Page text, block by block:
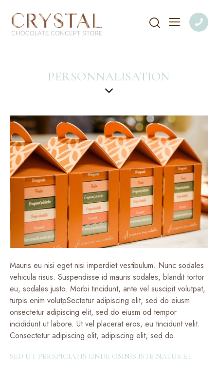
PERSONNALISATION
Mauris eu nisi eget nisi imperdiet vestibulum. Nunc sodales
vehicula risus. Suspendisse id mauris sodales, blandit tortor
eu, sodales justo. Morbi tincidunt, ante vel suscipit volutpat,
turpis enim volutpSectetur adipiscing elit, sed do eiusm
onsectetur adipiscing elit, sed do eiusm od tempor
incididunt ut labore. Ut vel placerat eros, eu tincidunt velit.
Consectetur adipiscing elit, adipiscing elit, sed do.
SED UT PERSPICIATIS UNDE OMNIS ISTE NATUS ET